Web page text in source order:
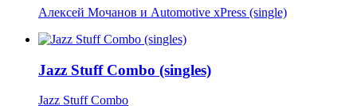
Алексей Мочанов и Automotive хPress (single)
Jazz Stuff Combo (singles)
Jazz Stuff Combo